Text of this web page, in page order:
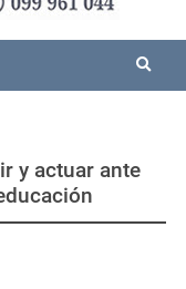
y actuar ante